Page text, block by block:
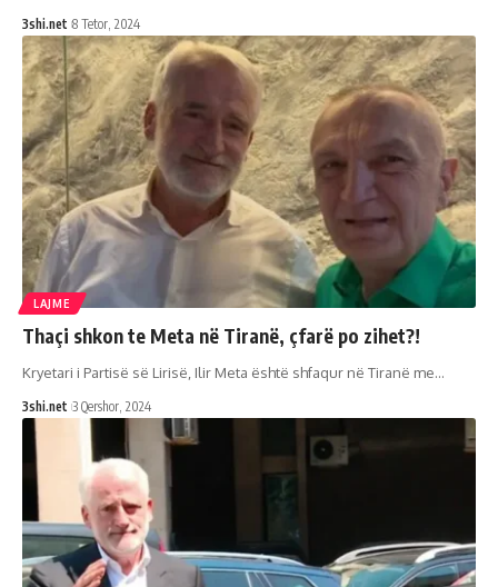
3shi.net 8 Tetor, 2024
LAJME
Thaçi shkon te Meta në Tiranë, çfarë po zihet?!
Kryetari i Partisë së Lirisë, Ilir Meta është shfaqur në Tiranë me…
3shi.net 3 Qershor, 2024